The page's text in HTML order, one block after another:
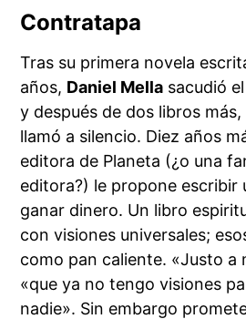
Contratapa
Tras su primera novela
años, Daniel Mella sacudió
y después de dos libros
llamó a silencio. Diez años
editora de Planeta (¿o una
editora?) le propone escribir
ganar dinero. Un libro
con visiones universales;
como pan caliente. «Justo a
«que ya no tengo visiones
nadie». Sin embargo